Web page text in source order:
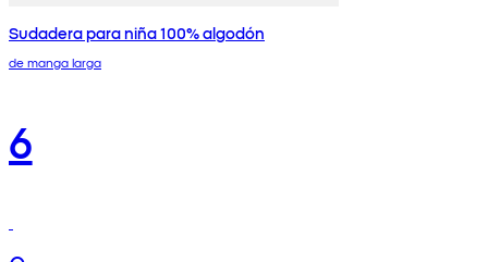
Sudadera para niña 100% algodón
de manga larga
6